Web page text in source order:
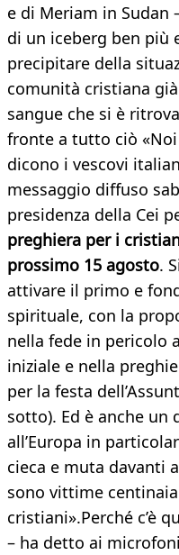
e di Meriam in Sudan
di un iceberg ben più
precipitare della
comunità cristiana
sangue che si è
fronte a tutto ciò
dicono i vescovi
messaggio diffuso
presidenza della Cei
preghiera per i
prossimo 15 agosto.
attivare il primo e
spirituale, con la
nella fede in pericolo
iniziale e nella
per la festa
sotto). Ed è anche un
all’Europa in
cieca e muta davanti
sono vittime
cristiani».Perché c’è
– ha detto ai